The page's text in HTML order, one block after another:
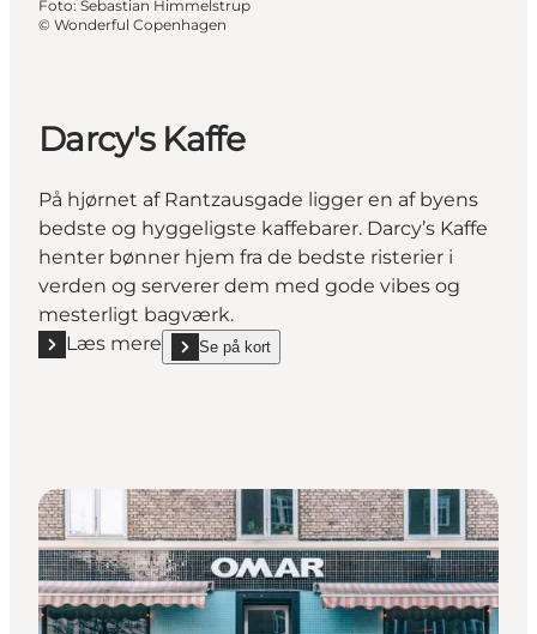
Foto: Sebastian Himmelstrup
© Wonderful Copenhagen
Darcy's Kaffe
­På hjørnet af Rantzausgade ligger en af byens
bedste og hyggeligste kaffebarer. Darcy’s Kaffe
henter bønner hjem fra de bedste risterier i
verden og serverer dem med gode vibes og
mesterligt bagværk.
Læs mere
Læs mere "Darcy's Kaffe"
Se på kort
show Darcy's Kaffe on_map